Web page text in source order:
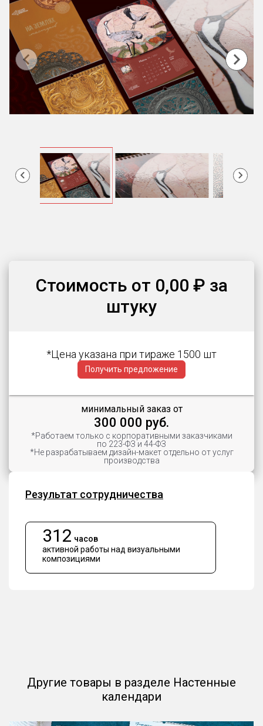
Стоимость от 0,00 ₽ за
штуку
*Цена указана при тираже 1500 шт
Получить предложение
минимальный заказ от
300 000 руб.
*Работаем только с корпоративными заказчиками
по 223-ФЗ и 44-ФЗ
*Не разрабатываем дизайн-макет отдельно от услуг
производства
Результат сотрудничества
312 часов
активной работы над визуальными
композициями
Другие товары в разделе Настенные
календари